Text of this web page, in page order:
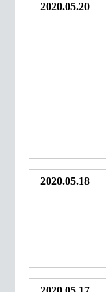
2020.05.20
2020.05.18